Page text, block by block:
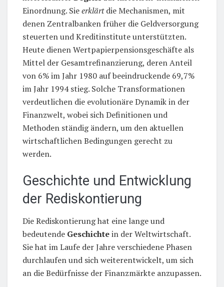
Einordnung. Sieerklärtdie Mechanismen, mit
denen Zentralbanken früher die Geldversorgung
steuerten und Kreditinstitute unterstützten.
Heute dienen Wertpapierpensionsgeschäfte als
Mittel der Gesamtrefinanzierung, deren Anteil
von 6% im Jahr 1980 auf beeindruckende 69,7%
im Jahr 1994 stieg. Solche Transformationen
verdeutlichen die evolutionäre Dynamik in der
Finanzwelt, wobei sich Definitionen und
Methoden ständig ändern, um den aktuellen
wirtschaftlichen Bedingungen gerecht zu
werden.
Geschichte und Entwicklung
der Rediskontierung
Die Rediskontierung hat eine lange und
bedeutende Geschichtein der Weltwirtschaft.
Sie hat im Laufe der Jahre verschiedene Phasen
durchlaufen und sich weiterentwickelt, um sich
an die Bedürfnisse der Finanzmärkte anzupassen.